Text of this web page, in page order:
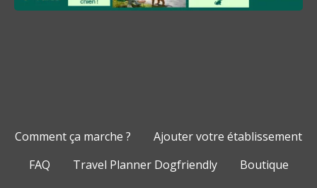
Comment ça marche ?
Ajouter votre établissement
FAQ
Travel Planner Dogfriendly
Boutique